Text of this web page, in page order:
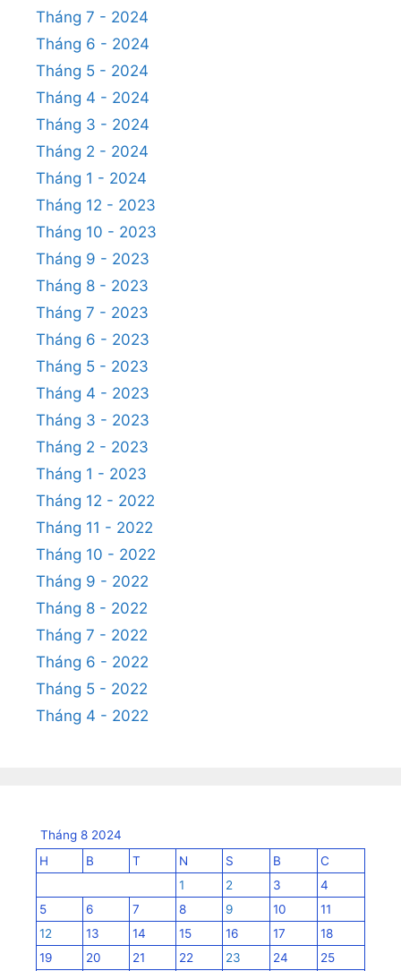
Tháng 7 - 2024
Tháng 6 - 2024
Tháng 5 - 2024
Tháng 4 - 2024
Tháng 3 - 2024
Tháng 2 - 2024
Tháng 1 - 2024
Tháng 12 - 2023
Tháng 10 - 2023
Tháng 9 - 2023
Tháng 8 - 2023
Tháng 7 - 2023
Tháng 6 - 2023
Tháng 5 - 2023
Tháng 4 - 2023
Tháng 3 - 2023
Tháng 2 - 2023
Tháng 1 - 2023
Tháng 12 - 2022
Tháng 11 - 2022
Tháng 10 - 2022
Tháng 9 - 2022
Tháng 8 - 2022
Tháng 7 - 2022
Tháng 6 - 2022
Tháng 5 - 2022
Tháng 4 - 2022
Tháng 8 2024
H
B T N S B
C
1
2 3
4
5
6 7 8 9 10
11
12
13 14 15 16 17
18
19
20 21 22 23 24
25